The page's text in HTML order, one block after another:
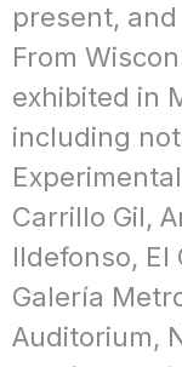
present,
From
exhibited in
including
Carrillo Gil,
Ildefonso, El
Galería
Auditorium,